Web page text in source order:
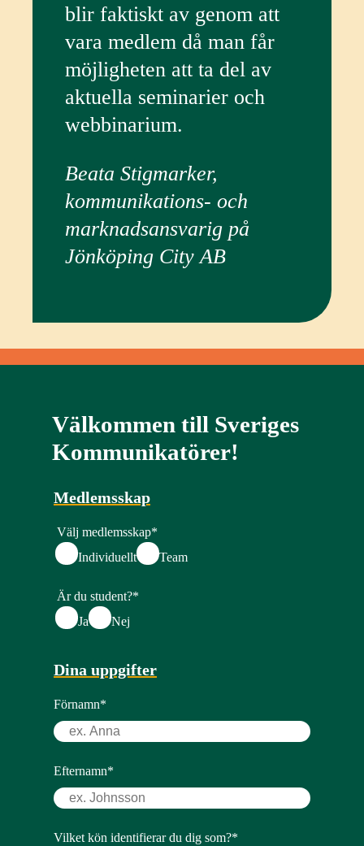
blir faktiskt av genom att
vara medlem då man får
möjligheten att ta del av
aktuella seminarier och
webbinarium.
Beata Stigmarker,
kommunikations- och
marknadsansvarig på
Jönköping City AB
Välkommen till Sveriges
Kommunikatörer!
Medlemsskap
Välj medlemsskap*
Individuellt
Team
Är du student?*
Ja
Nej
Dina uppgifter
Förnamn*
Efternamn*
Vilket kön identifierar du dig som?*